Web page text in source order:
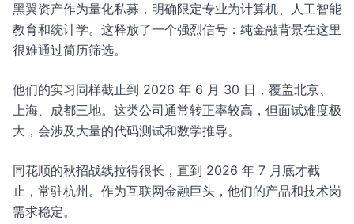
黑翼资产作为量化私募，明确限定专业为计算机、人工智能
教育和统计学。这释放了一个强烈信号：纯金融背景在这里
很难通过简历筛选。
他们的实习同样截止到 2026 年 6 月 30 日，覆盖北京、
上海、成都三地。这类公司通常转正率较高，但面试难度极
大，会涉及大量的代码测试和数学推导。
同花顺的秋招战线拉得很长，直到 2026 年 7 月底才截
止，常驻杭州。作为互联网金融巨头，他们的产品和技术岗
需求稳定。